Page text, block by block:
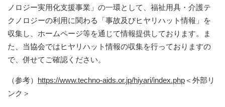
ノロジー実用化支援事業」の一環として、福祉用具・介護テ
クノロジーの利用に関わる「事故及びヒヤリハット情報」を
収集し、ホームページ等を通じて情報提供しております。ま
た、当協会ではヒヤリハット情報の収集を行っておりますの
で、併せてご確認ください。
（参考） https://www.techno-aids.or.jp/hiyari/index.php ＜外部リ
ンク＞